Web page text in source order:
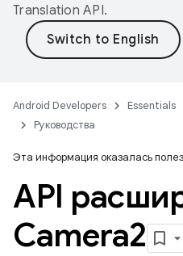
Translation API.
Android Developers Essentials
Руководства
Эта информация оказалась
API
Camera2